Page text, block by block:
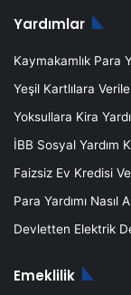
Yardımlar
Kaymakamlık Para
Yeşil Kartlılara
Yoksullara Kira
İBB Sosyal Yardım
Faizsiz Ev Kredisi
Para Yardımı Nasıl
Devletten Elektrik
Emeklilik